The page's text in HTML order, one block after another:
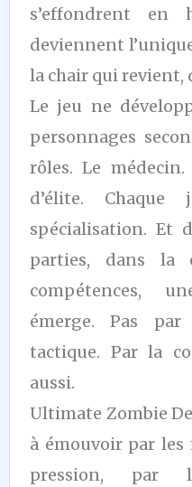
s’effondrent en
deviennent
la chair qui revient,
Le jeu ne
personnages
rôles. Le
d’élite. Chaque
spécialisation. Et
parties, dans la
compétences,
émerge. Pas
tactique. Par la
aussi.
Ultimate Zombie
à émouvoir par
pression, par